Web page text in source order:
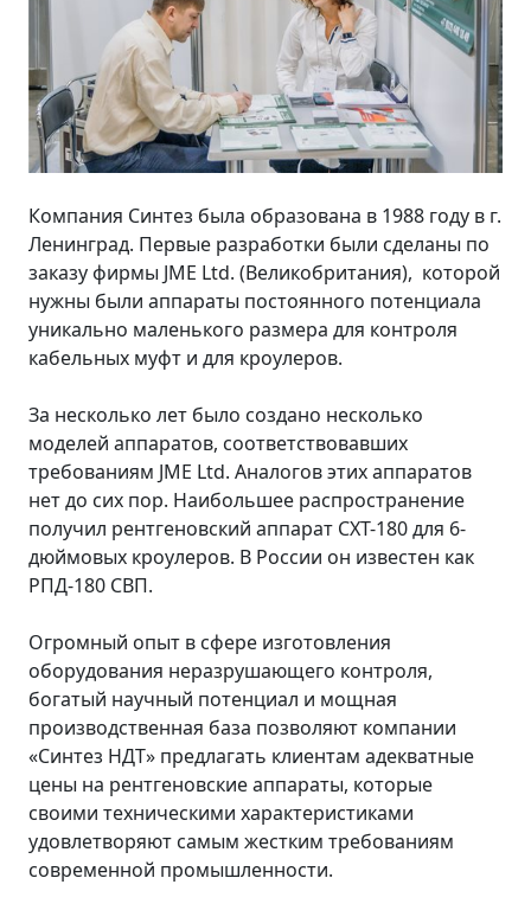
Компания Синтез была образована в 1988 году в г.
Ленинград. Первые разработки были сделаны по
заказу фирмы JME Ltd. (Великобритания), которой
нужны были аппараты постоянного потенциала
уникально маленького размера для контроля
кабельных муфт и для кроулеров.
За несколько лет было создано несколько
моделей аппаратов, соответствовавших
требованиям JME Ltd. Аналогов этих аппаратов
нет до сих пор. Наибольшее распространение
получил рентгеновский аппарат СХТ-180 для 6-
дюймовых кроулеров. В России он известен как
РПД-180 СВП.
Огромный опыт в сфере изготовления
оборудования неразрушающего контроля,
богатый научный потенциал и мощная
производственная база позволяют компании
«Синтез НДТ» предлагать клиентам адекватные
цены на рентгеновские аппараты, которые
своими техническими характеристиками
удовлетворяют самым жестким требованиям
современной промышленности.